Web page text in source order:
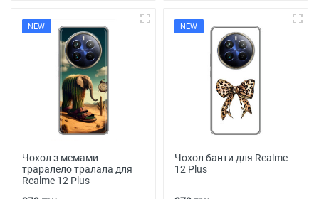
NEW
Чохол з мемами
траралело тралала для
Realme 12 Plus
NEW
Чохол банти для Realme
12 Plus